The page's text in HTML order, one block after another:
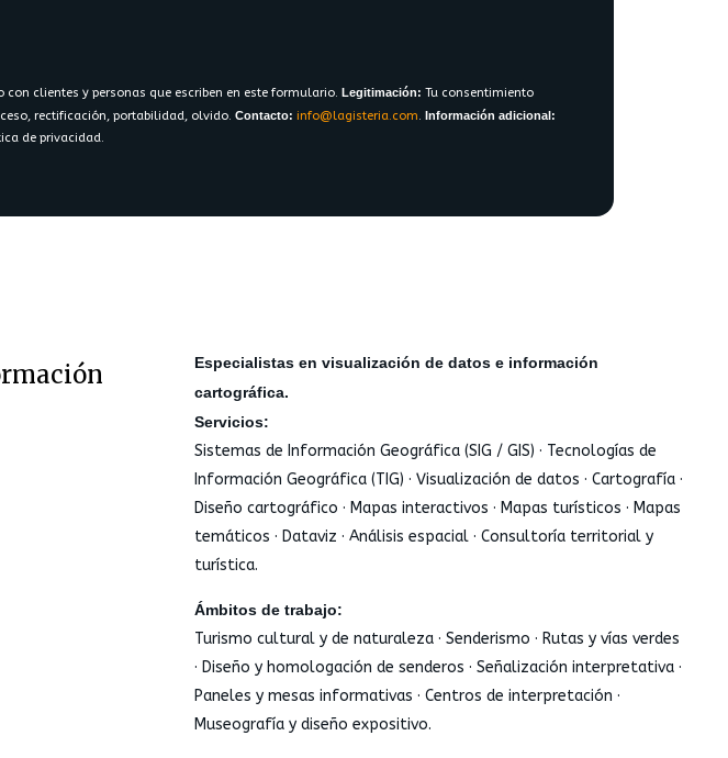
con clientes y personas que escriben en este formulario. Legitimación: Tu consentimiento
rectificación, portabilidad, olvido. Contacto: info@lagisteria.com. Información adicional:
de privacidad.
Especialistas en visualización de datos e información
cartográfica.
Servicios:
Sistemas de Información Geográfica (SIG / GIS) · Tecnologías de
Información Geográfica (TIG) · Visualización de datos · Cartografía ·
Diseño cartográfico · Mapas interactivos · Mapas turísticos · Mapas
temáticos · Dataviz · Análisis espacial · Consultoría territorial y
turística.
Ámbitos de trabajo:
Turismo cultural y de naturaleza · Senderismo · Rutas y vías verdes
· Diseño y homologación de senderos · Señalización interpretativa ·
Paneles y mesas informativas · Centros de interpretación ·
Museografía y diseño expositivo.